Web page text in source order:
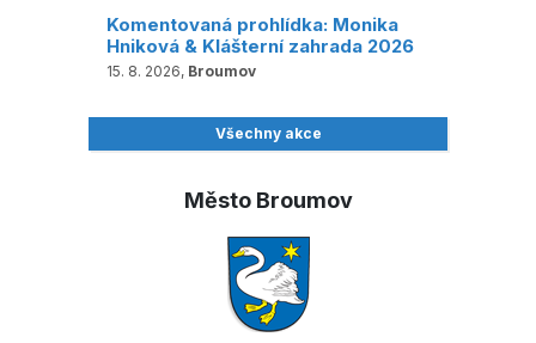
Komentovaná prohlídka: Monika
Hniková & Klášterní zahrada 2026
15. 8. 2026, Broumov
Všechny akce
Město Broumov